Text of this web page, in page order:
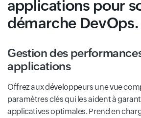
applications pour
démarche DevOps.
Gestion des
applications
Offrez aux développeurs une vue
paramètres clés qui les aident à
applicatives optimales. Prend en